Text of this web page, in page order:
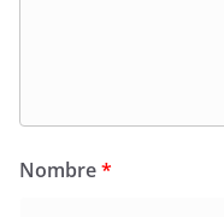
Nombre*